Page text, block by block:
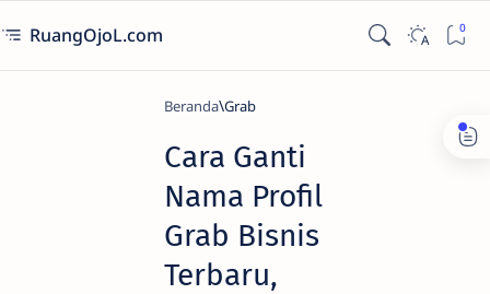
RuangOjoL.com
Beranda Grab
Cara Ganti
Nama Profil
Grab Bisnis
Terbaru,